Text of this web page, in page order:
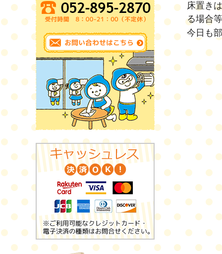
床置き
る場合
今日も